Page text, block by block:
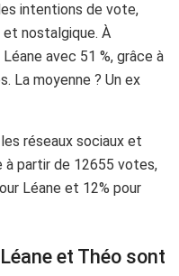
intentions de vote,
nostalgique. À
avec 51 %, grâce à
La moyenne ? Un ex
réseaux sociaux et
à partir de 12655 votes,
Léane et 12% pour
et Théo sont